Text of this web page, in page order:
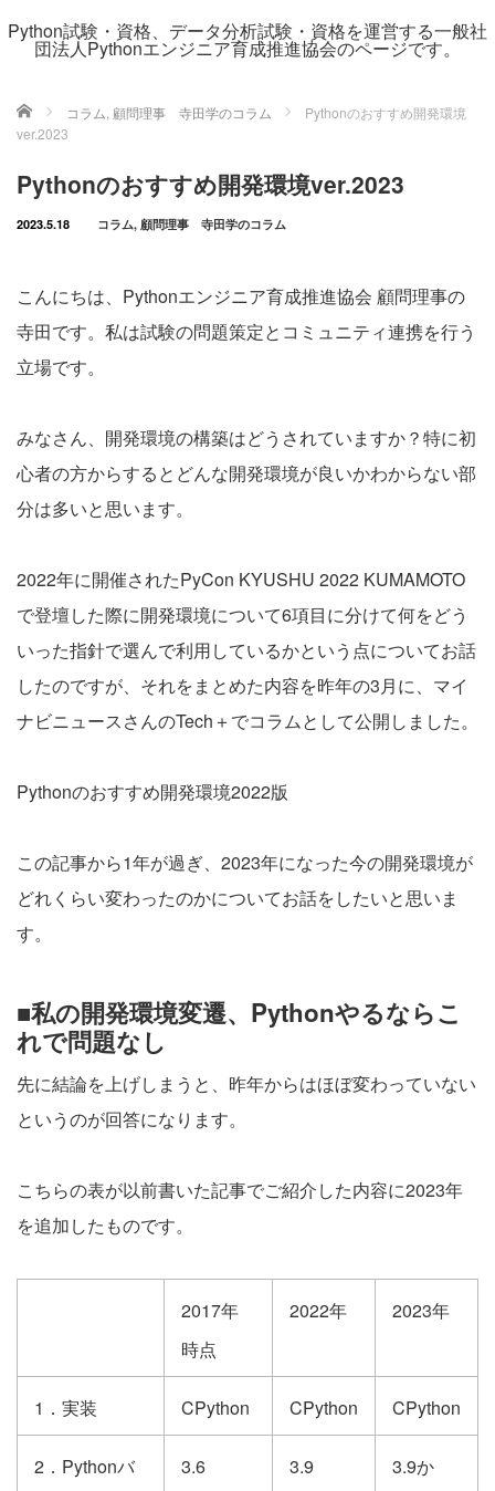
Python試験・資格、データ分析試験・資格を運営する一般社
団法人Pythonエンジニア育成推進協会のページです。
ホーム コラム, 顧問理事 寺田学のコラム
Pythonのおすすめ開発環境
ver.2023
Pythonのおすすめ開発環境ver.2023
2023.5.18 コラム, 顧問理事 寺田学のコラム
こんにちは、Pythonエンジニア育成推進協会 顧問理事の
寺田です。私は試験の問題策定とコミュニティ連携を行う
立場です。
みなさん、開発環境の構築はどうされていますか？特に初
心者の方からするとどんな開発環境が良いかわからない部
分は多いと思います。
2022年に開催されたPyCon KYUSHU 2022 KUMAMOTO
で登壇した際に開発環境について6項目に分けて何をどう
いった指針で選んで利用しているかという点についてお話
したのですが、それをまとめた内容を昨年の3月に、マイ
ナビニュースさんのTech＋でコラムとして公開しました。
Pythonのおすすめ開発環境2022版
この記事から1年が過ぎ、2023年になった今の開発環境が
どれくらい変わったのかについてお話をしたいと思いま
す。
■私の開発環境変遷、Pythonやるならこ
れで問題なし
先に結論を上げしまうと、昨年からはほぼ変わっていない
というのが回答になります。
こちらの表が以前書いた記事でご紹介した内容に2023年
を追加したものです。
2017年
時点
2022年 2023年
1．実装 CPython CPython CPython
2．Pythonバ
3.6 3.9
3.9か